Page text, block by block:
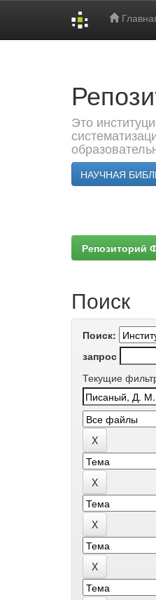
Это
НАУЧНАЯ
Репозиторий
Поиск
Поиск:
запрос
Текущие